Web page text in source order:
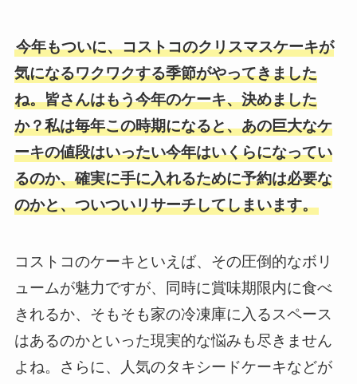
今年もついに、コストコのクリスマスケーキが
気になるワクワクする季節がやってきました
ね。皆さんはもう今年のケーキ、決めました
か？私は毎年この時期になると、あの巨大なケ
ーキの値段はいったい今年はいくらになってい
るのか、確実に手に入れるために予約は必要な
のかと、ついついリサーチしてしまいます。
コストコのケーキといえば、その圧倒的なボリ
ュームが魅力ですが、同時に賞味期限内に食べ
きれるか、そもそも家の冷凍庫に入るスペース
はあるのかといった現実的な悩みも尽きません
よね。さらに、人気のタキシードケーキなどが